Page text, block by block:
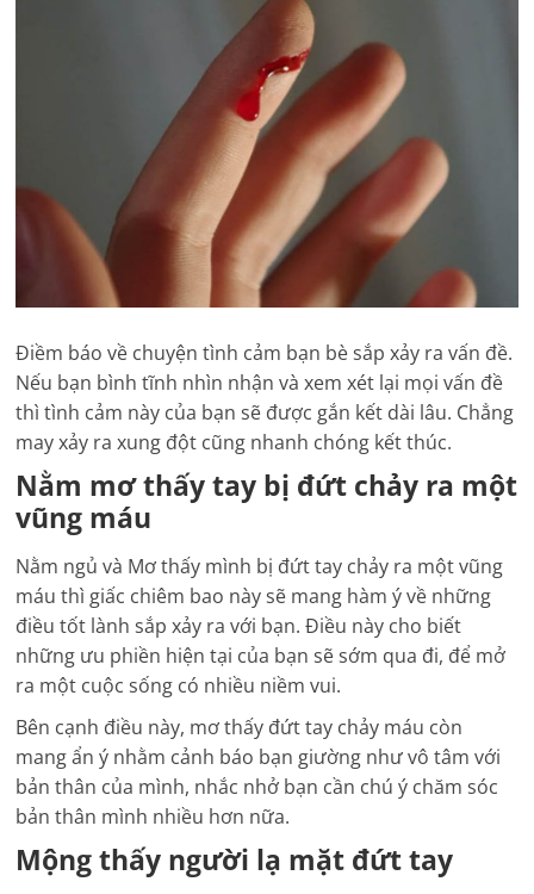
Điềm báo về chuyện tình cảm bạn bè sắp xảy ra vấn đề.
Nếu bạn bình tĩnh nhìn nhận và xem xét lại mọi vấn đề
thì tình cảm này của bạn sẽ được gắn kết dài lâu. Chẳng
may xảy ra xung đột cũng nhanh chóng kết thúc.
Nằm mơ thấy tay bị đứt chảy ra một
vũng máu
Nằm ngủ và Mơ thấy mình bị đứt tay chảy ra một vũng
máu thì giấc chiêm bao này sẽ mang hàm ý về những
điều tốt lành sắp xảy ra với bạn.Điều này cho biết
những ưu phiền hiện tại của bạn sẽ sớm qua đi, để mở
ra một cuộc sống có nhiều niềm vui.
Bên cạnh điều này, mơ thấy đứt tay chảy máu còn
mang ẩn ý nhằm cảnh báo bạn giường như vô tâm với
bản thân của mình, nhắc nhở bạn cần chú ý chăm sóc
bản thân mình nhiều hơn nữa.
Mộng thấy người lạ mặt đứt tay